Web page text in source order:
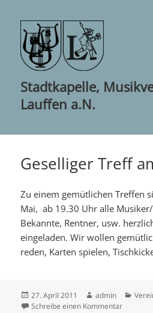
Stadtkapelle,
Lauffen a.N.
Geselliger Treff
Zu einem gemütlichen Treffen
Mai, ab 19.30 Uhr alle
Bekannte, Rentner, usw.
eingeladen. Wir wollen
reden, Karten spielen,
Veröffentlicht
am
27. April 2011 Autor
admin
Schreibe einen Kommentarzu